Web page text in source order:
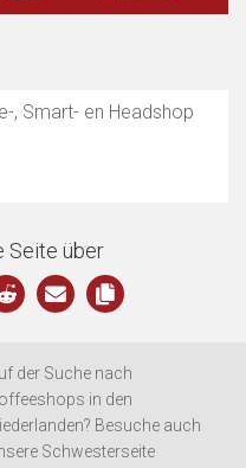
, Smart- en Headshop
Seite über
der Suche nach
in den
Besuche auch
Schwesterseite